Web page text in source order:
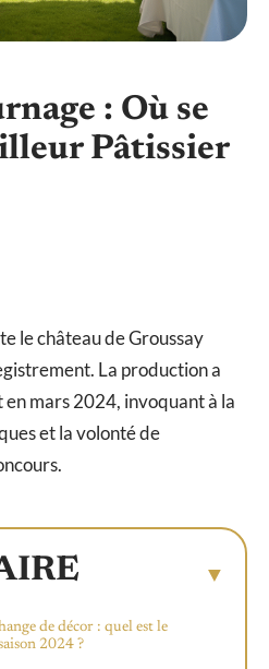
: Où se
Pâtissier
le château de Groussay
La production a
mars 2024, invoquant à la
et la volonté de
de décor : quel est le
2024 ?